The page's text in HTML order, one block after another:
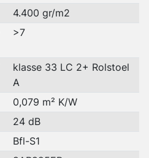
4.400 gr/m2
>7
klasse 33 LC 2+ Rolstoel
A
0,079 m² K/W
24 dB
Bfl-S1